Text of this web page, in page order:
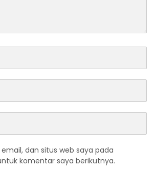
dan situs web saya pada
komentar saya berikutnya.